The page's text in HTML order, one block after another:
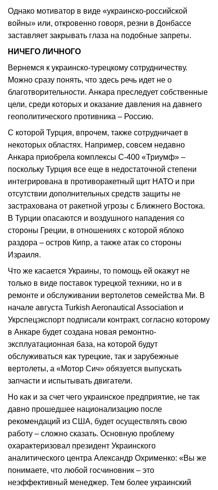
Однако мотиватор в виде «украинско-российской
войны» или, откровенно говоря, резни в Донбассе
заставляет закрывать глаза на подобные запреты.
НИЧЕГО ЛИЧНОГО
Вернемся к украинско-турецкому сотрудничеству.
Можно сразу понять, что здесь речь идет не о
благотворительности. Анкара преследует собственные
цели, среди которых и оказание давления на давнего
геополитического противника – Россию.
С которой Турция, впрочем, также сотрудничает в
некоторых областях. Например, совсем недавно
Анкара приобрела комплексы С-400 «Триумф» –
поскольку Турция все еще в недостаточной степени
интегрирована в противоракетный щит НАТО и при
отсутствии дополнительных средств защиты не
застрахована от ракетной угрозы с Ближнего Востока.
В Турции опасаются и воздушного нападения со
стороны Греции, в отношениях с которой яблоко
раздора – остров Кипр, а также атак со стороны
Израиля.
Что же касается Украины, то помощь ей окажут не
только в виде поставок турецкой техники, но и в
ремонте и обслуживании вертолетов семейства Ми. В
начале августа Turkish Aeronautical Association и
Укрспецэкспорт подписали контракт, согласно которому
в Анкаре будет создана новая ремонтно-
эксплуатационная база, на которой будут
обслуживаться как турецкие, так и зарубежные
вертолеты, а «Мотор Сич» обязуется выпускать
запчасти и испытывать двигатели.
Но как и за счет чего украинское предприятие, не так
давно прошедшее национализацию после
рекомендаций из США, будет осуществлять свою
работу – сложно сказать. Основную проблему
охарактеризовал президент Украинского
аналитического центра Александр Охрименко: «Вы же
понимаете, что любой госчиновник – это
неэффективный менеджер. Тем более украинский